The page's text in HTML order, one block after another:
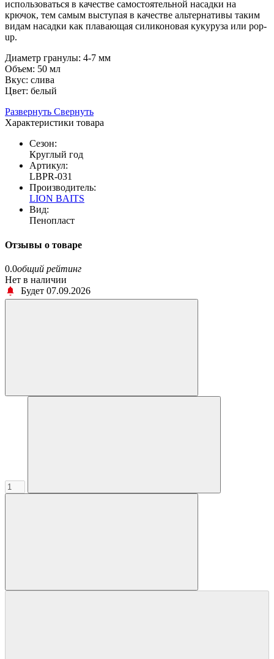
использоваться в качестве самостоятельной насадки на
крючок, тем самым выступая в качестве альтернативы таким
видам насадки как плавающая силиконовая кукуруза или pop-
up.
Диаметр гранулы: 4-7 мм
Объем: 50 мл
Вкус: слива
Цвет: белый
Развернуть Свернуть
Характеристики товара
Сезон:
Круглый год
Артикул:
LBPR-031
Производитель:
LION BAITS
Вид:
Пенопласт
Отзывы о товаре
0.0общий рейтинг
Нет в наличии
Будет 07.09.2026